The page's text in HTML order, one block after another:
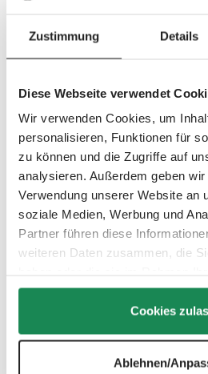
Zustimmung Details
Diese Webseite verwendet
Wir verwenden Cookies, um
personalisieren, Funktionen für
zu können und die Zugriffe auf
analysieren. Außerdem geben
Verwendung unserer Website an
soziale Medien, Werbung und
Partner führen diese
weiteren Daten zusammen, die
gesammelt haben.
Cookies
Ablehnen/
Do każdej torby do
Uniwersalne mocowanie torby
kompatybilne ze wszystkimi
do przewijania. Niezależnie
używasz, nasze mocowanie
dopasowuje. Dzięki temu torba
zawsze pod ręką, niezależnie